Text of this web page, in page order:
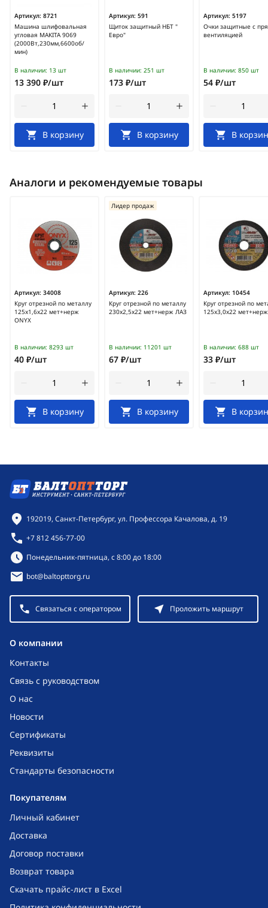
Артикул: 8721
Машина шлифовальная
угловая MAKITA 9069
(2000Вт,230мм,6600об/
мин)
В наличии: 13 шт
13 390 ₽/шт
В корзину
Артикул: 591
Щиток защитный НБТ "
Евро"
В наличии: 251 шт
173 ₽/шт
В корзину
Артикул: 5197
Очки защитные с
вентиляцией
В наличии: 850 шт
54 ₽/шт
В
Аналоги и рекомендуемые товары
Артикул: 34008
Круг отрезной по металлу
125х1,6х22 мет+нерж
ONYX
В наличии: 8293 шт
40 ₽/шт
В корзину
Артикул: 226
Круг отрезной по металлу
230х2,5х22 мет+нерж ЛАЗ
Лидер продаж
В наличии: 11201 шт
67 ₽/шт
В корзину
Артикул: 10454
Круг отрезной по
125х3,0х22
В наличии: 688 шт
33 ₽/шт
В
O компании
Контакты
Связь с руководством
О нас
Новости
Сертификаты
Реквизиты
Стандарты безопасности
Покупателям
Личный кабинет
Доставка
Договор поставки
Возврат товара
Скачать прайс-лист в Excel
Контактная информация
192019, Санкт-Петербург, ул. Профессора Качалова, д. 19
+7 812 456-77-00
Режим работы:
Понедельник-пятница, с 8:00 до 18:00
bot@baltopttorg.ru
Связаться с оператором Проложить маршрут